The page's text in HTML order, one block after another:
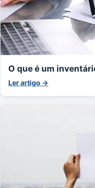
O que é um
Ler artigo →